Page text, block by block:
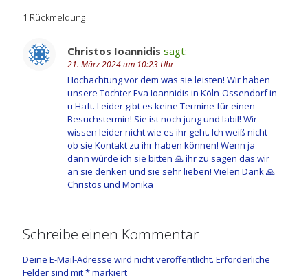
1 Rückmeldung
Christos Ioannidis sagt:
21. März 2024 um 10:23 Uhr
Hochachtung vor dem was sie leisten! Wir haben
unsere Tochter Eva Ioannidis in Köln-Ossendorf in
u Haft. Leider gibt es keine Termine für einen
Besuchstermin! Sie ist noch jung und labil! Wir
wissen leider nicht wie es ihr geht. Ich weiß nicht
ob sie Kontakt zu ihr haben können! Wenn ja
dann würde ich sie bitten 🙏 ihr zu sagen das wir
an sie denken und sie sehr lieben! Vielen Dank 🙏
Christos und Monika
Schreibe einen Kommentar
Deine E-Mail-Adresse wird nicht veröffentlicht. Erforderliche
Felder sind mit*markiert